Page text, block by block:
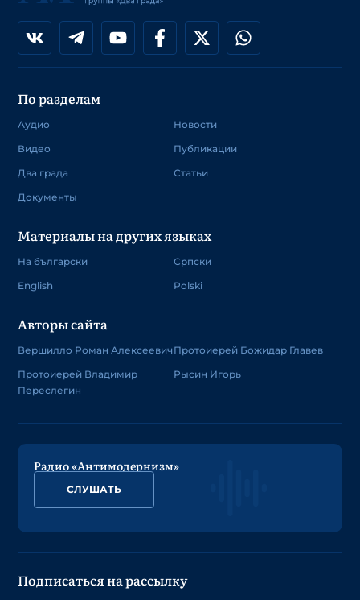
По разделам
Аудио
Видео
Два града
Документы
Новости
Публикации
Статьи
Материалы на других языках
На български
English
Српски
Polski
Авторы сайта
Вершилло Роман Алексеевич
Протоиерей Владимир
Переслегин
Протоиерей Божидар Главев
Рысин Игорь
Радио «Антимодернизм»
СЛУШАТЬ
Подписаться на рассылку